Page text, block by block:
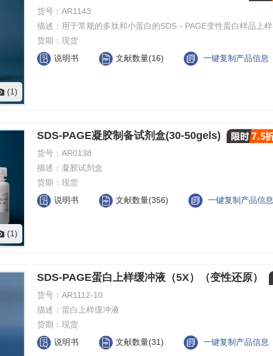
(1)
货号： AR1143
描述： 用于常规的多肽和小蛋白的SDS－PAGE变性蛋白样品上样
货期： 现货
说明书
文献数量(16) 一键复制产品信息
(1)
SDS-PAGE凝胶制备试剂盒(30-50gels)
货号： AR0138
描述： 凝胶试剂盒
货期： 现货
说明书
文献数量(356) 一键复制产品信息
SDS-PAGE蛋白上样缓冲液（5X）（变性还原）
货号： AR1112-10
描述： 蛋白上样缓冲液
货期： 现货
说明书
文献数量(31) 一键复制产品信息